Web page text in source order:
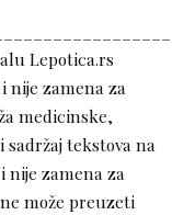
Lepotica.rs
nije zamena za
medicinske,
tekstova na
nije zamena za
može preuzeti